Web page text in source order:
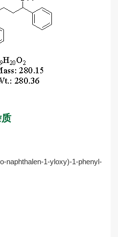
naphthalen-1-yloxy)-1-phenyl-